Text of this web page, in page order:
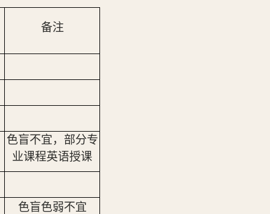
备注
色盲不宜，部分专
业课程英语授课
色盲色弱不宜